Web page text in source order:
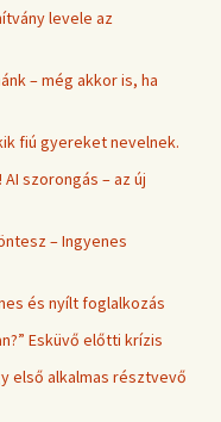
levele az
– még akkor is, ha
fiú gyereket nevelnek.
szorongás – az új
– Ingyenes
és nyílt foglalkozás
Esküvő előtti krízis
első alkalmas résztvevő